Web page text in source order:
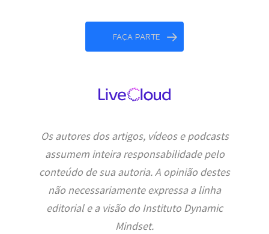
FAÇA PARTE
Os autores dos artigos, vídeos e podcasts
assumem inteira responsabilidade pelo
conteúdo de sua autoria. A opinião destes
não necessariamente expressa a linha
editorial e a visão do Instituto Dynamic
Mindset.